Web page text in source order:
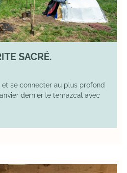
SACRÉ.
se connecter au plus profond
dernier le temazcal avec